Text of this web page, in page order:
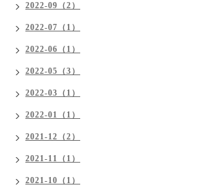
2022-09（2）
2022-07（1）
2022-06（1）
2022-05（3）
2022-03（1）
2022-01（1）
2021-12（2）
2021-11（1）
2021-10（1）